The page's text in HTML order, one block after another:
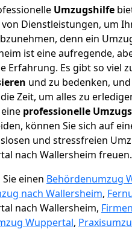
Umzugshilfe
von Dienstleistungen, um
denn ein
ist eine aufregende,
Erfahrung. Es gibt so viel
und zu bedenken,
Zeit, um alles zu
professionelle
können Sie sich auf
und stressfreien
nach Wallersheim freuen.
Sie einen Behördenumzug
nach Wallersheim,
nach Wallersheim,
Wuppertal,